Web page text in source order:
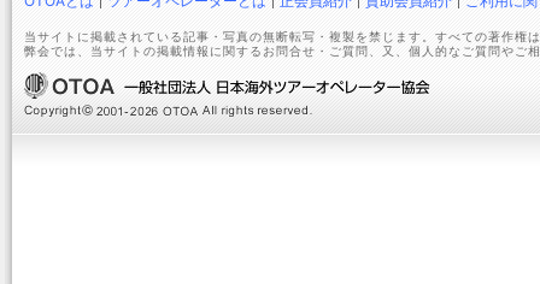
当サイトに掲載されている記事・写真の無断転写・複製を禁じます。すべての著作権
弊会では、当サイトの掲載情報に関するお問合せ・ご質問、又、個人的なご質問やご